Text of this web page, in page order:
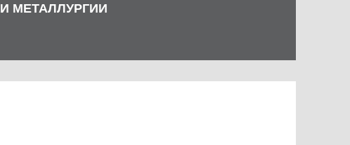
МЕТАЛЛУРГИИ